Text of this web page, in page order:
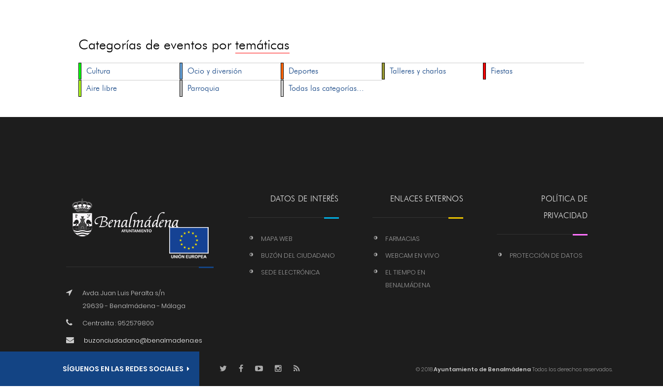
Categorías de eventos portemáticas
Cultura Ocio y diversión Deportes Talleres y charlas
Fiestas
Aire libre
Parroquia Todas las categorías...
Avda. Juan Luis Peralta s/n
29639 - Benalmádena - Málaga
Centralita : 952579800
buzonciudadano@benalmadena.es
DATOS DE INTERÉS
MAPA WEB
BUZÓN DEL CIUDADANO
SEDE ELECTRÓNICA
ENLACES EXTERNOS
FARMACIAS
WEBCAM EN VIVO
EL TIEMPO EN
BENALMÁDENA
POLÍTICA DE
PRIVACIDAD
PROTECCIÓN DE DATOS
SÍGUENOS EN LAS REDES SOCIALES © 2018Ayuntamiento de BenalmádenaTodos los derechos reservados.